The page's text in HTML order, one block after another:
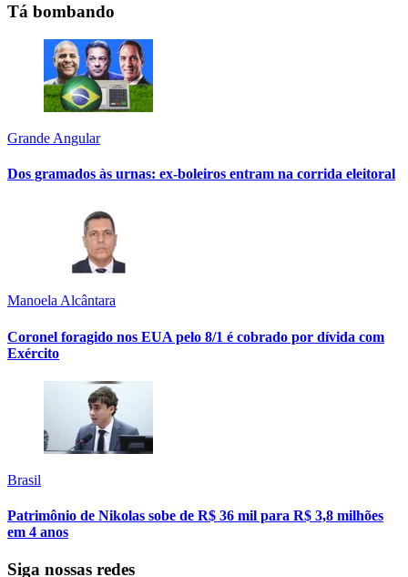
Tá bombando
Grande Angular
Dos gramados às urnas: ex-boleiros entram na corrida eleitoral
Manoela Alcântara
Coronel foragido nos EUA pelo 8/1 é cobrado por dívida com
Exército
Brasil
Patrimônio de Nikolas sobe de R$ 36 mil para R$ 3,8 milhões
em 4 anos
Siga nossas redes